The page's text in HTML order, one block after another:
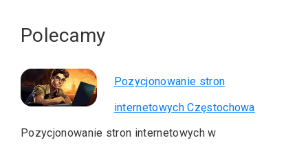
Polecamy
Pozycjonowanie stron
internetowych Częstochowa
Pozycjonowanie stron internetowych w